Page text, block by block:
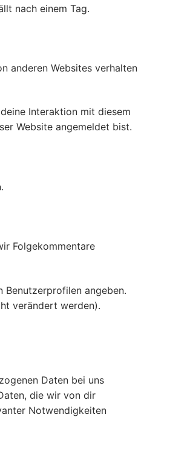
nach einem Tag.
anderen Websites verhalten
Interaktion mit diesem
Website angemeldet bist.
Folgekommentare
Benutzerprofilen angeben.
verändert werden).
Daten bei uns
die wir von dir
Notwendigkeiten